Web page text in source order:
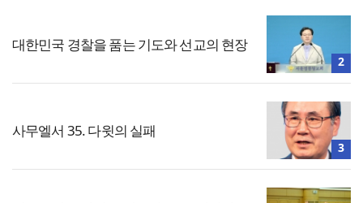
대한민국 경찰을 품는 기도와 선교의 현장
2
사무엘서 35. 다윗의 실패
3